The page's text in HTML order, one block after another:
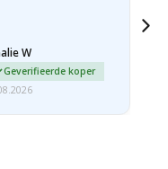
W
Geverifieerde koper